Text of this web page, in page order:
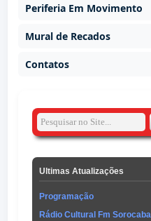
Periferia Em Movimento
Mural de Recados
Contatos
Ultimas Atualizações
Programação
Rádio Cultural Fm Sorocaba